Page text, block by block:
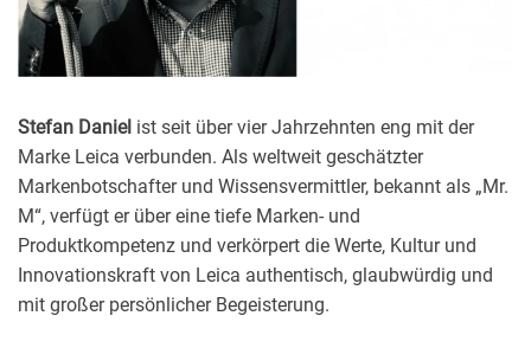
Stefan Daniel ist seit über vier Jahrzehnten eng mit der
Marke Leica verbunden. Als weltweit geschätzter
Markenbotschafter und Wissensvermittler, bekannt als „Mr.
M“, verfügt er über eine tiefe Marken- und
Produktkompetenz und verkörpert die Werte, Kultur und
Innovationskraft von Leica authentisch, glaubwürdig und
mit großer persönlicher Begeisterung.